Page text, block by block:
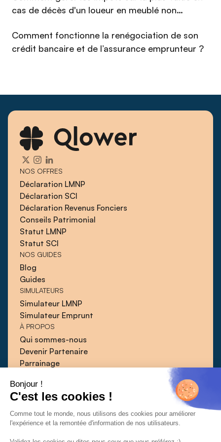
Bonjour !
C'est les cookies !
Comme tout le monde, nous utilisons des cookies pour améliorer
l'expérience et la remontée d'information de nos utilisateurs.
l'investisseur.
cas de décès d'un loueur en meublé non
Comment fonctionne la renégociation de son
crédit bancaire et de l’assurance emprunteur ?
NOS OFFRES
Déclaration LMNP
Déclaration SCI
Déclaration Revenus Fonciers
Conseils Patrimonial
Statut LMNP
Statut SCI
NOS GUIDES
Blog
Guides
SIMULATEURS
Simulateur LMNP
Simulateur Emprunt
À PROPOS
Qui sommes-nous
Devenir Partenaire
Parrainage
Guides
Presse
Contact